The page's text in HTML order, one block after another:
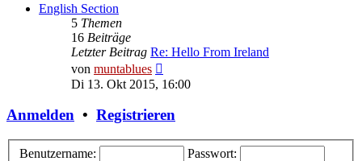
English Section
5 Themen
16 Beiträge
Letzter Beitrag Re: Hello From Ireland
von muntablues
Beitrag
Di 13. Okt 2015, 16:00
Anmelden • Registrieren
Benutzername:
Passwort: